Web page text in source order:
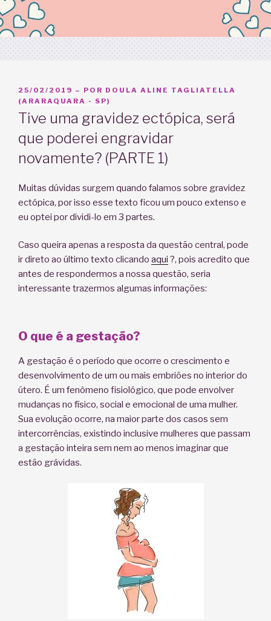
PUBLICADO
EM
25/02/2019 – POR DOULA ALINE TAGLIATELLA
(ARARAQUARA - SP)
Tive uma gravidez ectópica, será
que poderei engravidar
novamente? (PARTE 1)
Muitas dúvidas surgem quando falamos sobre gravidez
ectópica, por isso esse texto ficou um pouco extenso e
eu optei por dividi-lo em 3 partes.
Caso queira apenas a resposta da questão central, pode
ir direto ao último texto clicando aqui ?, pois acredito que
antes de respondermos a nossa questão, seria
interessante trazermos algumas informações:
O que é a gestação?
A gestação é o período que ocorre o crescimento e
desenvolvimento de um ou mais embriões no interior do
útero. É um fenômeno fisiológico, que pode envolver
mudanças no físico, social e emocional de uma mulher.
Sua evolução ocorre, na maior parte dos casos sem
intercorrências, existindo inclusive mulheres que passam
a gestação inteira sem nem ao menos imaginar que
estão grávidas.